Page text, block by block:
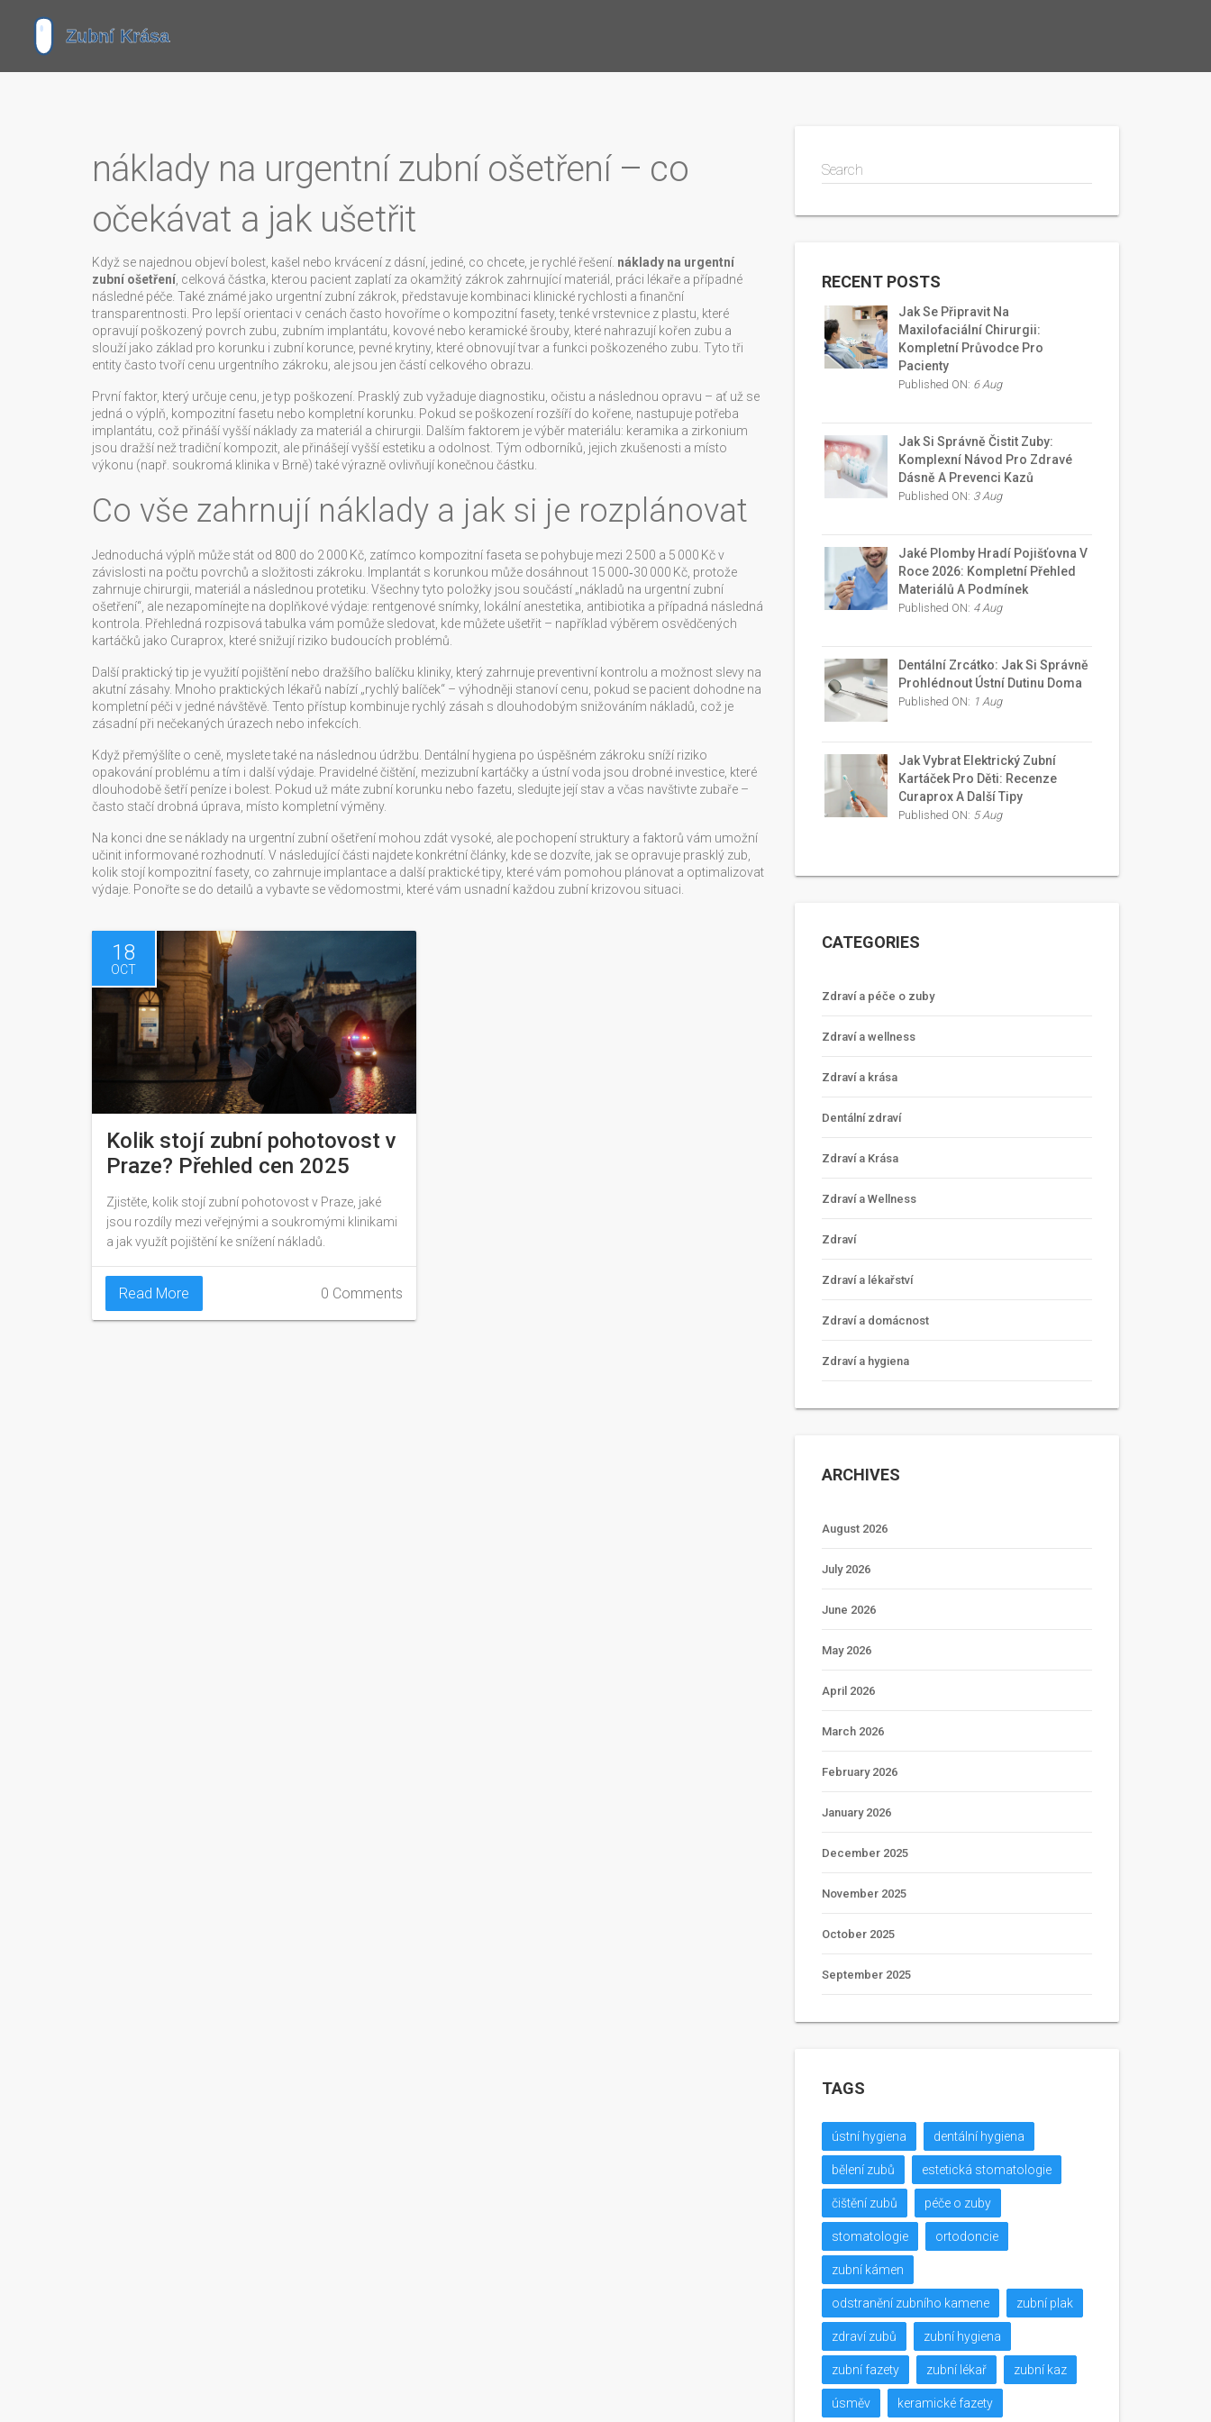
náklady na urgentní zubní ošetření – co
očekávat a jak ušetřit
Když se najednou objeví bolest, kašel nebo krvácení z dásní, jediné, co chcete, je rychlé řešení. náklady na urgentní
zubní ošetření celková částka, kterou pacient zaplatí za okamžitý zákrok zahrnující materiál, práci lékaře a případné
následné péče . Také známé jako urgentní zubní zákrok , představuje kombinaci klinické rychlosti a finanční
transparentnosti. Pro lepší orientaci v cenách často hovoříme o kompozitní fasety,tenké vrstevnice z plastu, které
opravují poškozený povrch zubu zubním implantátu kovové nebo keramické šrouby, které nahrazují kořen zubu a
slouží jako základ pro korunku i zubní korunce pevné krytiny, které obnovují tvar a funkci poškozeného zubu . Tyto tři
entity často tvoří cenu urgentního zákroku, ale jsou jen částí celkového obrazu.
První faktor, který určuje cenu, je typ poškození. Prasklý zub vyžaduje diagnostiku, očistu a následnou opravu – ať už se
jedná o výplň, kompozitní fasetu nebo kompletní korunku. Pokud se poškození rozšíří do kořene, nastupuje potřeba
implantátu, což přináší vyšší náklady za materiál a chirurgii. Dalším faktorem je výběr materiálu: keramika a zirkonium
jsou dražší než tradiční kompozit, ale přinášejí vyšší estetiku a odolnost. Tým odborníků, jejich zkušenosti a místo
výkonu (např. soukromá klinika v Brně) také výrazně ovlivňují konečnou částku.
Co vše zahrnují náklady a jak si je rozplánovat
Jednoduchá výplň může stát od 800 do 2 000 Kč, zatímco kompozitní faseta se pohybuje mezi 2 500 a 5 000 Kč v
závislosti na počtu povrchů a složitosti zákroku. Implantát s korunkou může dosáhnout 15 000‑30 000 Kč, protože
zahrnuje chirurgii, materiál a následnou protetiku. Všechny tyto položky jsou součástí „nákladů na urgentní zubní
ošetření“, ale nezapomínejte na doplňkové výdaje: rentgenové snímky, lokální anestetika, antibiotika a případná následná
kontrola. Přehledná rozpisová tabulka vám pomůže sledovat, kde můžete ušetřit – například výběrem osvědčených
kartáčků jako Curaprox, které snižují riziko budoucích problémů.
Další praktický tip je využití pojištění nebo dražšího balíčku kliniky, který zahrnuje preventivní kontrolu a možnost slevy na
akutní zásahy. Mnoho praktických lékařů nabízí „rychlý balíček“ – výhodněji stanoví cenu, pokud se pacient dohodne na
kompletní péči v jedné návštěvě. Tento přístup kombinuje rychlý zásah s dlouhodobým snižováním nákladů, což je
zásadní při nečekaných úrazech nebo infekcích.
Když přemýšlíte o ceně, myslete také na následnou údržbu. Dentální hygiena po úspěšném zákroku sníží riziko
opakování problému a tím i další výdaje. Pravidelné čištění, mezizubní kartáčky a ústní voda jsou drobné investice, které
dlouhodobě šetří peníze i bolest. Pokud už máte zubní korunku nebo fazetu, sledujte její stav a včas navštivte zubaře –
často stačí drobná úprava, místo kompletní výměny.
Na konci dne se náklady na urgentní zubní ošetření mohou zdát vysoké, ale pochopení struktury a faktorů vám umožní
učinit informované rozhodnutí. V následující části najdete konkrétní články, kde se dozvíte, jak se opravuje prasklý zub,
kolik stojí kompozitní fasety, co zahrnuje implantace a další praktické tipy, které vám pomohou plánovat a optimalizovat
výdaje. Ponořte se do detailů a vybavte se vědomostmi, které vám usnadní každou zubní krizovou situaci.
18
OCT
Kolik stojí zubní pohotovost v
Praze? Přehled cen 2025
Zjistěte, kolik stojí zubní pohotovost v Praze, jaké
jsou rozdíly mezi veřejnými a soukromými klinikami
a jak využít pojištění ke snížení nákladů.
Read More 0 Comments
Search
RECENT POSTS
Jak Se Připravit Na
Maxilofaciální Chirurgii:
Kompletní Průvodce Pro
Pacienty
Published ON: 6 Aug
Jak Si Správně Čistit Zuby:
Komplexní Návod Pro Zdravé
Dásně A Prevenci Kazů
Published ON: 3 Aug
Jaké Plomby Hradí Pojišťovna V
Roce 2026: Kompletní Přehled
Materiálů A Podmínek
Published ON: 4 Aug
Dentální Zrcátko: Jak Si Správně
Prohlédnout Ústní Dutinu Doma
Published ON: 1 Aug
Jak Vybrat Elektrický Zubní
Kartáček Pro Děti: Recenze
Curaprox A Další Tipy
Published ON: 5 Aug
CATEGORIES
Zdraví a péče o zuby
Zdraví a wellness
Zdraví a krása
Dentální zdraví
Zdraví a Krása
Zdraví a Wellness
Zdraví
Zdraví a lékařství
Zdraví a domácnost
Zdraví a hygiena
ARCHIVES
August 2026
July 2026
June 2026
May 2026
April 2026
March 2026
February 2026
January 2026
December 2025
November 2025
October 2025
September 2025
TAGS
ústní hygiena dentální hygiena
bělení zubů estetická stomatologie
čištění zubů péče o zuby
stomatologie ortodoncie
zubní kámen
odstranění zubního kamene zubní plak
zdraví zubů zubní hygiena
zubní fazety zubní lékař zubní kaz
úsměv keramické fazety